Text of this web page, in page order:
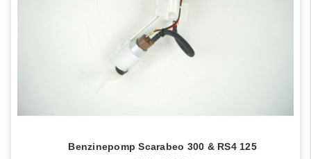
Benzinepomp Scarabeo 300 & RS4 125